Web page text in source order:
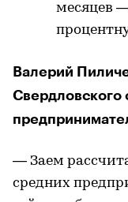
месяцев
Валерий
Свердловского
— Заем
средних